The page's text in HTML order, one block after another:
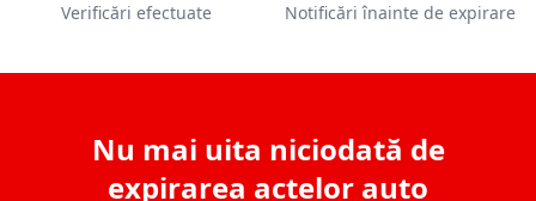
Verificări efectuate Notificări înainte de expirare
Nu mai uita niciodată de
expirarea actelor auto